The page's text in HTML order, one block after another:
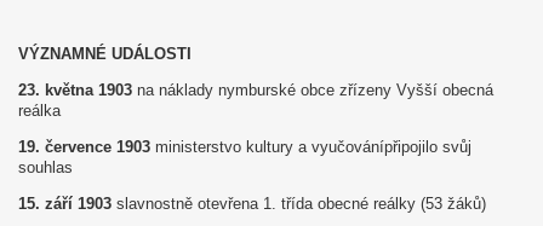
VÝZNAMNÉ UDÁLOSTI
23. května 1903 na náklady nymburské obce zřízeny Vyšší obecná
reálka
19. července 1903 ministerstvo kultury a vyučovánípřipojilo svůj
souhlas
15. září 1903 slavnostně otevřena 1. třída obecné reálky (53 žáků)